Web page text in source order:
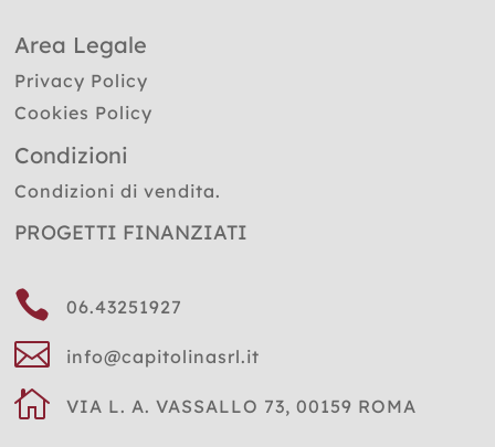
Area Legale
Privacy Policy
Cookies Policy
Condizioni
Condizioni di vendita.
PROGETTI FINANZIATI
 06.43251927
 info@capitolinasrl.it
 VIA L. A. VASSALLO 73, 00159 ROMA